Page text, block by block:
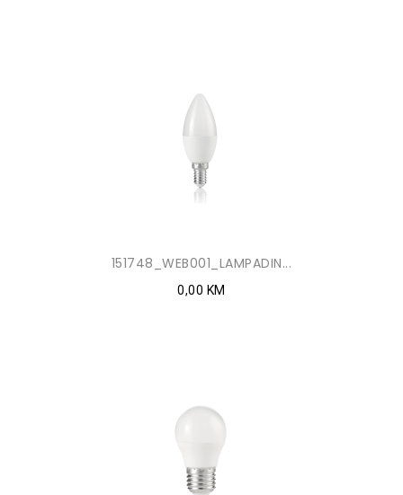
151748_WEB001_LAMPADIN...
0,00 KM